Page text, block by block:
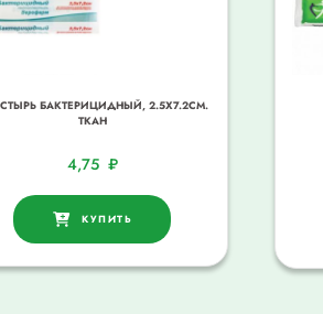
БАКТЕРИЦИДНЫЙ, 2.5Х7.2СМ.
ТКАН
4,75 ₽
КУПИТЬ